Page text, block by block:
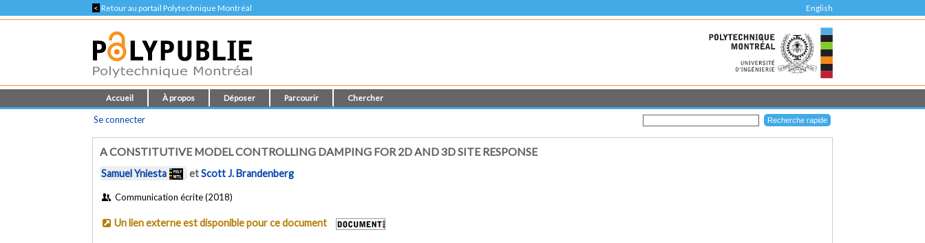
< Retour au portail Polytechnique Montréal English
Accueil À propos Déposer Parcourir Chercher
Se connecter
A CONSTITUTIVE MODEL CONTROLLING DAMPING FOR 2D AND 3D SITE RESPONSE
Samuel Yniesta etScott J. Brandenberg
Communication écrite (2018)
Un lien externe est disponible pour ce document